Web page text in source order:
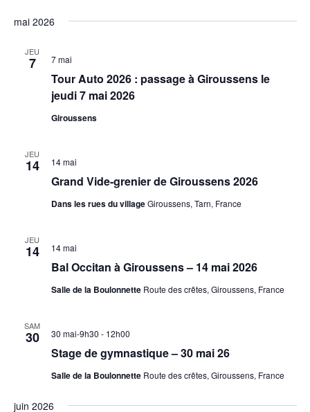
mai 2026
JEU
7
Tour Auto 2026 : passage à Giroussens le
jeudi 7 mai 2026
7 mai
Giroussens
JEU
14
Grand Vide-grenier de Giroussens 2026
14 mai
Dans les rues du villageGiroussens, Tarn, France
JEU
14
Bal Occitan à Giroussens – 14 mai 2026
14 mai
Salle de la Boulonnette Route des crêtes, Giroussens, France
SAM
30
Stage de gymnastique – 30 mai 26
30 mai-9h30 - 12h00
Salle de la Boulonnette Route des crêtes, Giroussens, France
juin 2026